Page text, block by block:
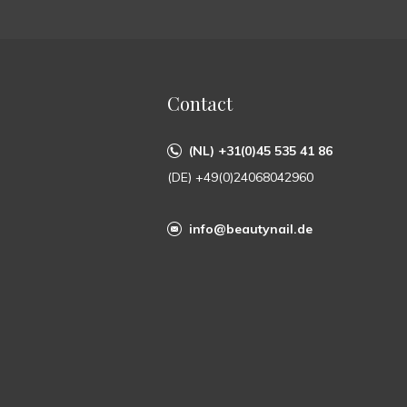
Contact
(NL) +31(0)45 535 41 86
(DE) +49(0)24068042960
info@beautynail.de